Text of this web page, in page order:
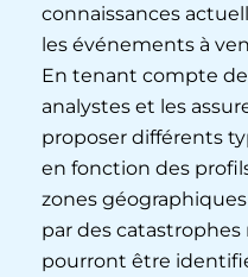
connaissances
les événements à
En tenant compte
analystes et les
proposer différents
en fonction des
zones
par des
pourront être